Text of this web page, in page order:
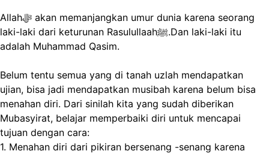
Allahﷻ akan memanjangkan umur dunia karena seorang
laki-laki dari keturunan Rasulullaahﷺ.Dan laki-laki itu
adalah Muhammad Qasim.
Belum tentu semua yang di tanah uzlah mendapatkan
ujian, bisa jadi mendapatkan musibah karena belum bisa
menahan diri. Dari sinilah kita yang sudah diberikan
Mubasyirat, belajar memperbaiki diri untuk mencapai
tujuan dengan cara:
1. Menahan diri dari pikiran bersenang -senang karena